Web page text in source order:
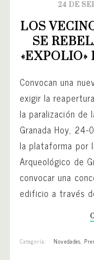
24 DE
LOS
SE
Convocan una
exigir la
la paralización de
Granada Hoy,
la plataforma por
Arqueológico de
convocar una
edificio a través
Categoría: Novedades,